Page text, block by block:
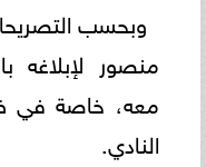
وبحسب
منصور لإبلاغه
معه، خاصة في
النادي.